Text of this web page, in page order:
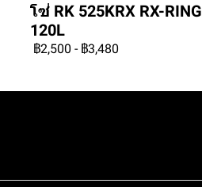
โซ่ RK 525KRX RX-RING
120L
฿2,500 - ฿3,480